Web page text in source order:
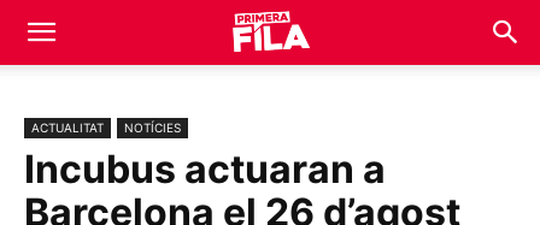
ACTUALITAT NOTÍCIES
Incubus actuaran a
Barcelona el 26 d’agost